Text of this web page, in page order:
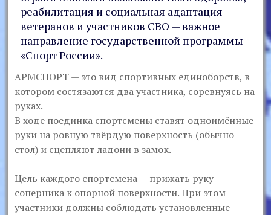
реабилитация и социальная адаптация
ветеранов и участников СВО — важное
направление государственной программы
«Спорт России».
АРМСПОРТ — это вид спортивных единоборств, в
котором состязаются два участника, соревнуясь на
руках.
В ходе поединка спортсмены ставят одноимённые
руки на ровную твёрдую поверхность (обычно
стол) и сцепляют ладони в замок.
Цель каждого спортсмена — прижать руку
соперника к опорной поверхности. При этом
участники должны соблюдать установленные